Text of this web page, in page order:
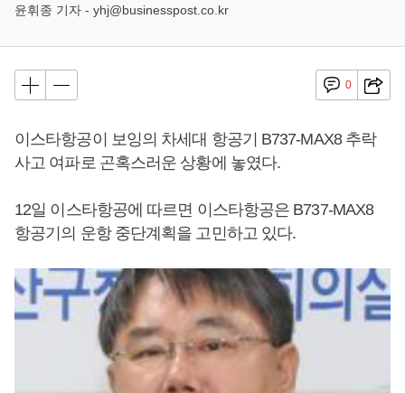
윤휘종 기자 - yhj@businesspost.co.kr
0
이스타항공이 보잉의 차세대 항공기 B737-MAX8 추락
사고 여파로 곤혹스러운 상황에 놓였다.
12일 이스타항공에 따르면 이스타항공은 B737-MAX8
항공기의 운항 중단계획을 고민하고 있다.